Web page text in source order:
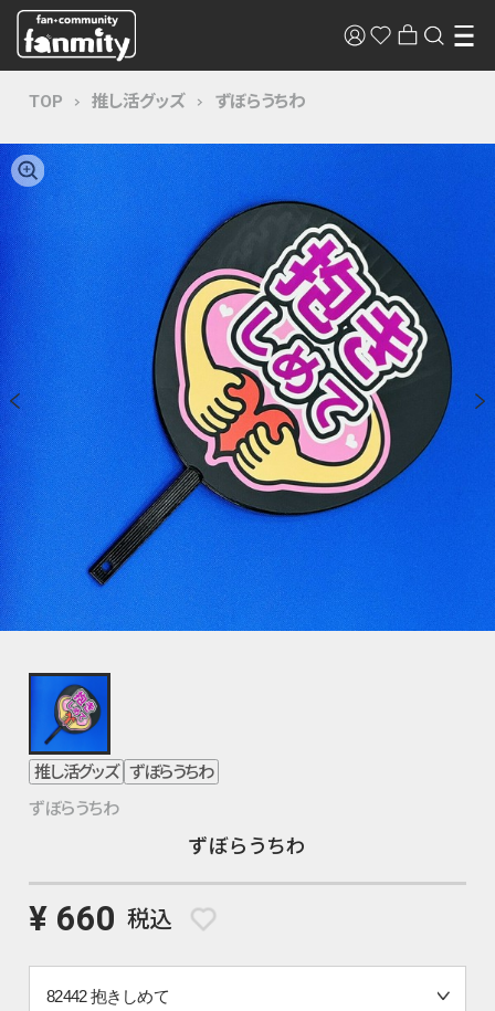
TOP 推し活グッズ ずぼらうちわ
推し活グッズ ずぼらうちわ
ずぼらうちわ
ずぼらうちわ
¥ 660 税込